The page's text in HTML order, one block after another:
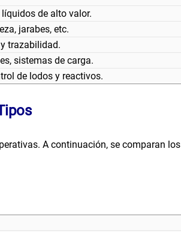
de alto valor.
jarabes, etc.
trazabilidad.
sistemas de carga.
de lodos y reactivos.
A continuación, se comparan los